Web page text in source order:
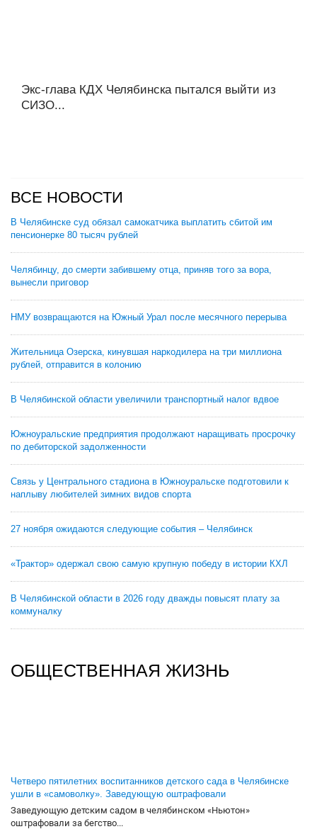
Экс-глава КДХ Челябинска пытался выйти из
СИЗО...
ВСЕ НОВОСТИ
В Челябинске суд обязал самокатчика выплатить сбитой им
пенсионерке 80 тысяч рублей
Челябинцу, до смерти забившему отца, приняв того за вора,
вынесли приговор
НМУ возвращаются на Южный Урал после месячного перерыва
Жительница Озерска, кинувшая наркодилера на три миллиона
рублей, отправится в колонию
В Челябинской области увеличили транспортный налог вдвое
Южноуральские предприятия продолжают наращивать просрочку
по дебиторской задолженности
Связь у Центрального стадиона в Южноуральске подготовили к
наплыву любителей зимних видов спорта
27 ноября ожидаются следующие события – Челябинск
«Трактор» одержал свою самую крупную победу в истории КХЛ
В Челябинской области в 2026 году дважды повысят плату за
коммуналку
ОБЩЕСТВЕННАЯ ЖИЗНЬ
Четверо пятилетних воспитанников детского сада в Челябинске
ушли в «самоволку». Заведующую оштрафовали
Заведующую детским садом в челябинском «Ньютон»
оштрафовали за бегство...